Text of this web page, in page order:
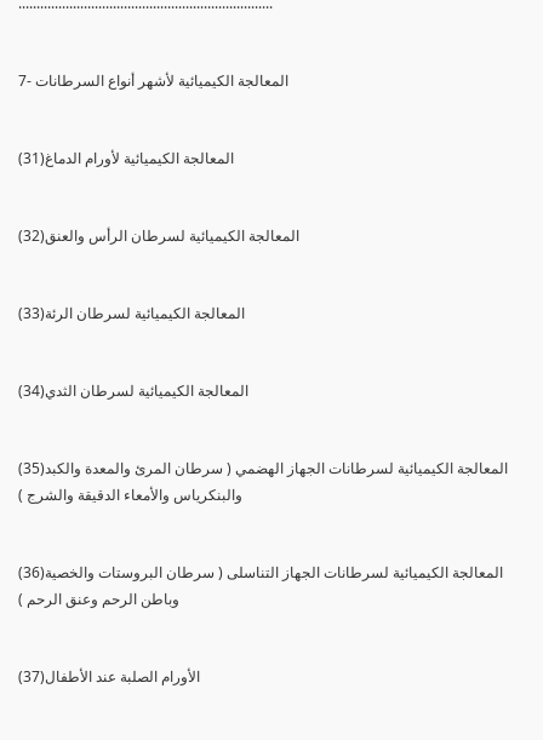
7- المعالجة الكيميائية لأشهر أنواع السرطانات
(31)المعالجة الكيميائية لأورام الدماغ
(32)المعالجة الكيميائية لسرطان الرأس والعنق
(33)المعالجة الكيميائية لسرطان الرئة
(34)المعالجة الكيميائية لسرطان الثدي
(35)المعالجة الكيميائية لسرطانات الجهاز الهضمي ( سرطان المرئ والمعدة والكبد
والبنكرياس والأمعاء الدقيقة والشرج )
(36)المعالجة الكيميائية لسرطانات الجهاز التناسلى ( سرطان البروستات والخصية
وباطن الرحم وعنق الرحم )
(37)الأورام الصلبة عند الأطفال